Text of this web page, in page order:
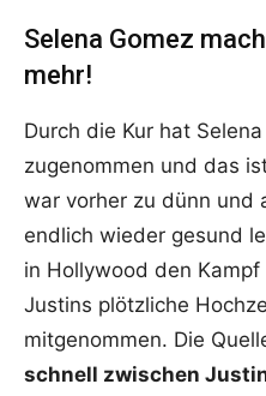
Selena Gomez
mehr!
Durch die Kur hat
zugenommen und das
war vorher zu dünn und
endlich wieder gesund
in Hollywood den Kampf
Justins plötzliche
mitgenommen. Die
schnell zwischen